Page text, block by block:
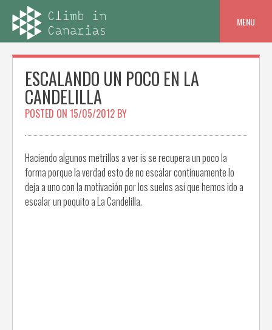
content
MENU
ESCALANDO UN POCO EN LA
CANDELILLA
POSTED ON 15/05/2012 BY
Haciendo algunos metrillos a ver is se recupera un poco la
forma porque la verdad esto de no escalar continuamente lo
deja a uno con la motivación por los suelos así que hemos ido a
escalar un poquito a La Candelilla.